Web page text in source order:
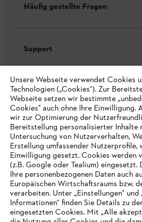
Häufig gestellte Fragen
Support
Datenschutz Impressum Cookies
Rechtliche Informationen
STIHL VERTRIEBS AG, 8617 Mönchaltorf
Unsere Webseite verwendet Cookies
Technologien („Cookies“). Zur
Webseite setzen wir bestimmte
Cookies" auch ohne Ihre Einwilligung.
wir zur Optimierung der
Bereitstellung personalisierter Inhalte
Untersuchung von Nutzerverhalten,
Erstellung umfassender Nutzerprofile,
Einwilligung gesetzt. Cookies werden
(z.B. Google oder Tealium)
Ihre personenbezogenen Daten auch
Europäischen Wirtschaftsraums bzw.
verarbeiten. Unter „Einstellungen" und
Informationen“ finden Sie Details zu
eingesetzten Cookies. Mit „Alle